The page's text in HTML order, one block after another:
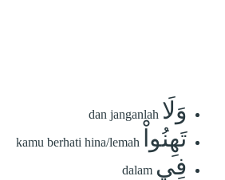
وَلَا dan janganlah
تَهِنُواْ kamu berhati hina/lemah
فِي dalam